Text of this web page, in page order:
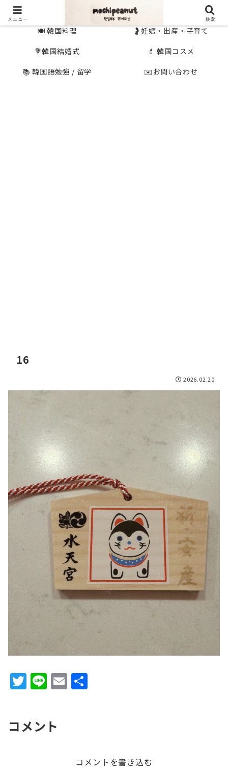
🍽 韓国料理
🤰妊娠・出産・子育て
💐韓国結婚式
💄 韓国コスメ
📚 韓国語勉強 / 留学
✉️お問い合わせ
16
2026.02.20
T
w
te
Li
n
E
m
コメント
コメントを書き込む
メニュー 検索